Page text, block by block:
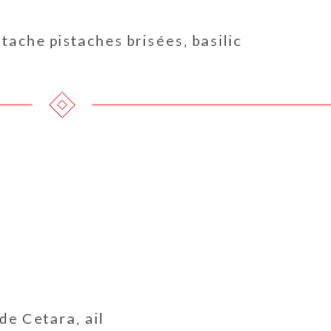
pistaches brisées, basilic
Cetara, ail